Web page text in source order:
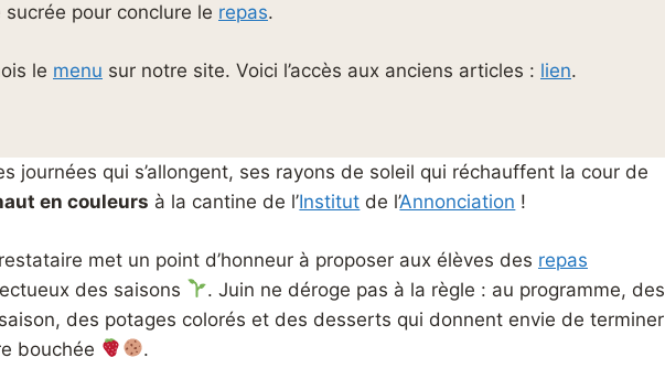
pour conclure le repas.
le menu sur notre site. Voici l’accès aux anciens articles : lien.
journées qui s’allongent, ses rayons de soleil qui réchauffent la cour de
en couleurs à la cantine de l’Institut de l’Annonciation !
met un point d’honneur à proposer aux élèves des repas
des saisons
. Juin ne déroge pas à la règle : au programme, des
des potages colorés et des desserts qui donnent envie de terminer
bouchée
.